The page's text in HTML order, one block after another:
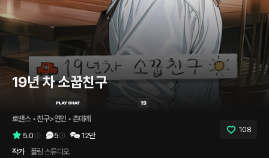
19년 차 소꿉친구
로맨스 • 친구>연인 • 츤데레
5.0
5 12만
108
작가
플링 스튜디오